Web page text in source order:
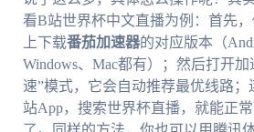
看B站世界杯中文直播为例：首先
上下载番茄加速器的对应版本（
Windows、Mac都有）；然后打开
速”模式，它会自动推荐最优线路
站App，搜索世界杯直播，就能正